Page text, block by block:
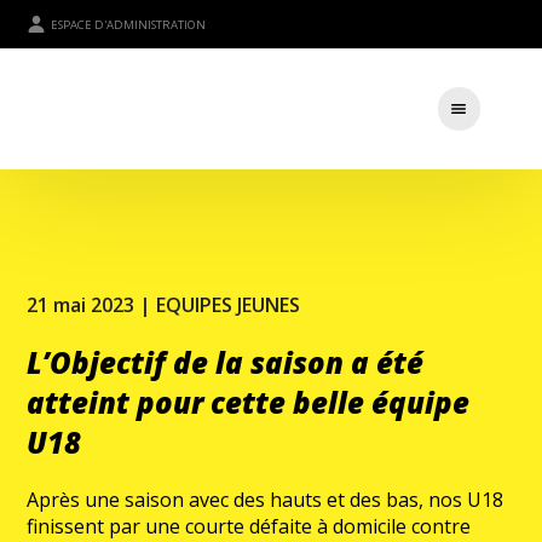
ESPACE D'ADMINISTRATION
21 mai 2023 | EQUIPES JEUNES
L’Objectif de la saison a été
atteint pour cette belle équipe
U18
Après une saison avec des hauts et des bas, nos U18
finissent par une courte défaite à domicile contre